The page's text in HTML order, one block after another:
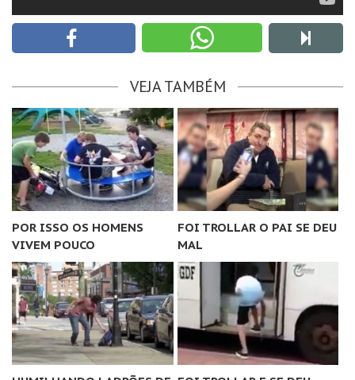
VEJA TAMBÉM
POR ISSO OS HOMENS
VIVEM POUCO
FOI TROLLAR O PAI SE DEU
MAL